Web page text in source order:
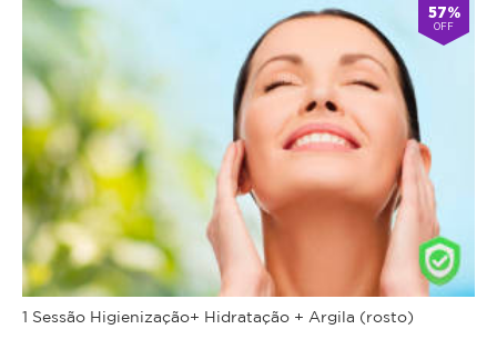
57%
OFF
1 Sessão Higienização+ Hidratação + Argila (rosto)